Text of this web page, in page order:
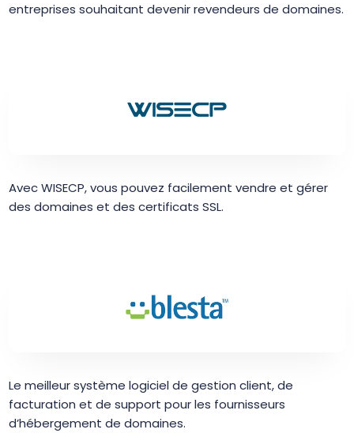
entreprises souhaitant devenir revendeurs de domaines.
Avec WISECP, vous pouvez facilement vendre et gérer
des domaines et des certificats SSL.
Le meilleur système logiciel de gestion client, de
facturation et de support pour les fournisseurs
d’hébergement de domaines.